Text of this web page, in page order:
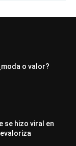
o valor?
se hizo viral en